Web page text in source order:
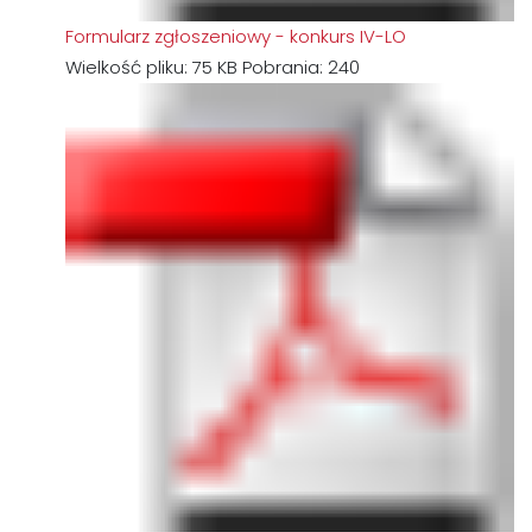
Formularz zgłoszeniowy - konkurs IV-LO
Wielkość pliku: 75 KB Pobrania: 240